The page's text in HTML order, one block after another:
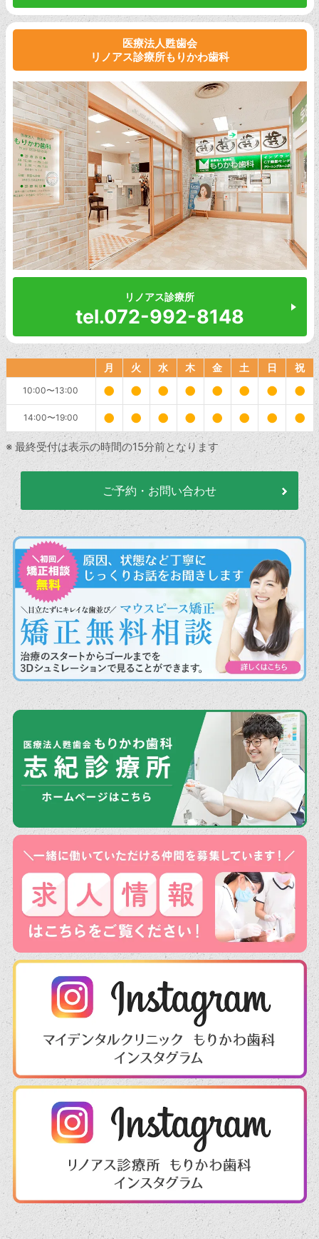
医療法人甦歯会
リノアス診療所もりかわ歯科
リノアス診療所
tel.072-992-8148
月 火 水 木 金 土 日 祝
10:00〜13:00 ● ● ● ● ● ● ● ●
14:00〜19:00 ● ● ● ● ● ● ● ●
※ 最終受付は表示の時間の15分前となります
ご予約・お問い合わせ